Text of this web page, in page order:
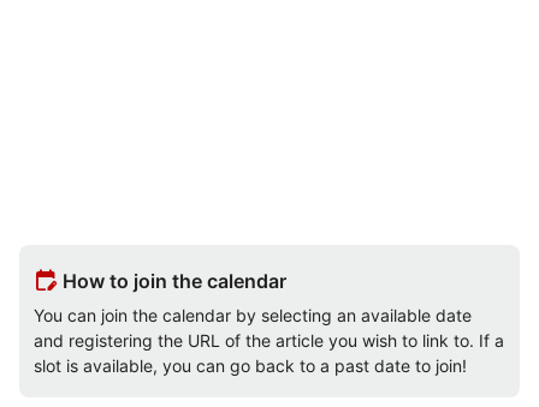
edit_calendar How to join the calendar
You can join the calendar by selecting an available date
and registering the URL of the article you wish to link to. If a
slot is available, you can go back to a past date to join!